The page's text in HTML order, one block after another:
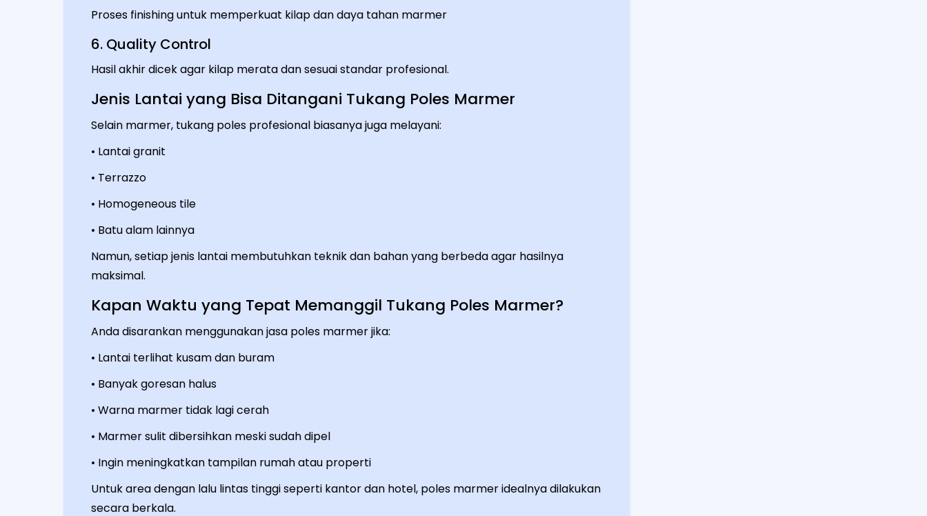
Proses finishing untuk memperkuat kilap dan daya tahan marmer
6. Quality Control
Hasil akhir dicek agar kilap merata dan sesuai standar profesional.
Jenis Lantai yang Bisa Ditangani Tukang Poles Marmer
Selain marmer, tukang poles profesional biasanya juga melayani:
• Lantai granit
• Terrazzo
• Homogeneous tile
• Batu alam lainnya
Namun, setiap jenis lantai membutuhkan teknik dan bahan yang berbeda agar hasilnya
maksimal.
Kapan Waktu yang Tepat Memanggil Tukang Poles Marmer?
Anda disarankan menggunakan jasa poles marmer jika:
• Lantai terlihat kusam dan buram
• Banyak goresan halus
• Warna marmer tidak lagi cerah
• Marmer sulit dibersihkan meski sudah dipel
• Ingin meningkatkan tampilan rumah atau properti
Untuk area dengan lalu lintas tinggi seperti kantor dan hotel, poles marmer idealnya dilakukan
secara berkala.